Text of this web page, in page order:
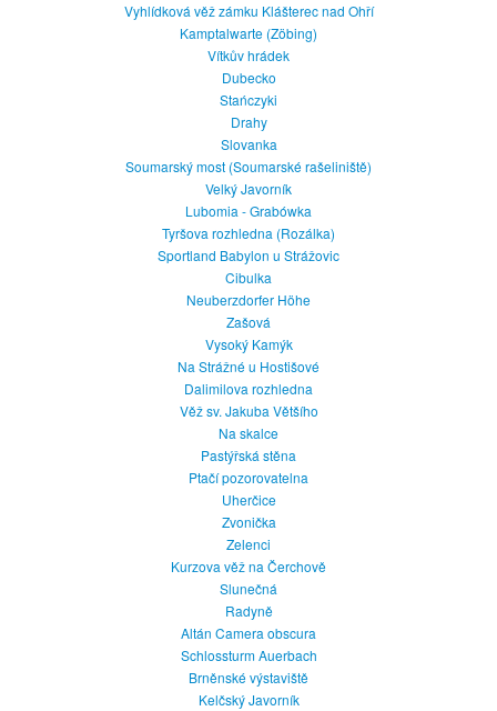
Vyhlídková věž zámku Klášterec nad Ohří
Kamptalwarte (Zöbing)
Vítkův hrádek
Dubecko
Stańczyki
Drahy
Slovanka
Soumarský most (Soumarské rašeliniště)
Velký Javorník
Lubomia - Grabówka
Tyršova rozhledna (Rozálka)
Sportland Babylon u Strážovic
Cibulka
Neuberzdorfer Höhe
Zašová
Vysoký Kamýk
Na Strážné u Hostišové
Dalimilova rozhledna
Věž sv. Jakuba Většího
Na skalce
Pastýřská stěna
Ptačí pozorovatelna
Uherčice
Zvonička
Zelenci
Kurzova věž na Čerchově
Slunečná
Radyně
Altán Camera obscura
Schlossturm Auerbach
Brněnské výstaviště
Kelčský Javorník